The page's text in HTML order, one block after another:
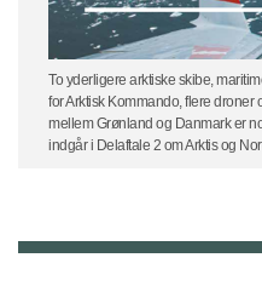
To yderligere arktiske skibe,
for Arktisk Kommando, flere droner
mellem Grønland og Danmark er
indgår i Delaftale 2 om Arktis og